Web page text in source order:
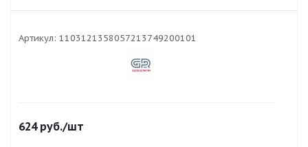
Артикул: 1103121358057213749200101
624руб./шт